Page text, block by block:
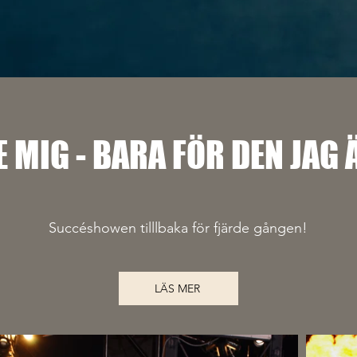
MIG - BARA FÖR DEN JAG
Succéshowen tilllbaka för fjärde gången!
LÄS MER